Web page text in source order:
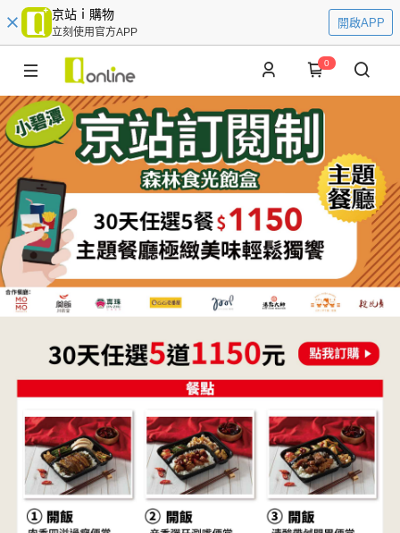
京站ｉ購物
立刻使用官方APP
開啟APP
0